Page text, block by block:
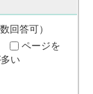
回答可）
ページを
い